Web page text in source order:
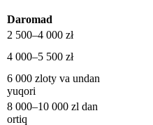
Daromad
2 500–4 000 zł
4 000–5 500 zł
6 000 zloty va undan
yuqori
8 000–10 000 zl dan
ortiq